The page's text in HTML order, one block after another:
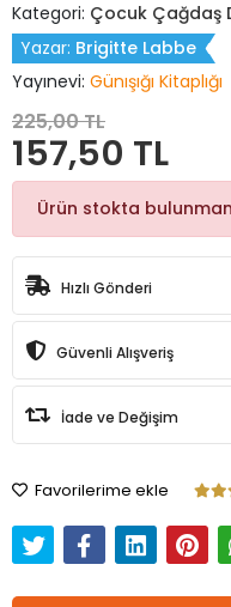
Kategori: Çocuk Çağdaş
Yazar: Brigitte Labbe
Yayınevi: Günışığı Kitaplığı
225,00 TL
157,50 TL
Ürün stokta
Hızlı Gönderi
Güvenli Alışveriş
İade ve Değişim
Favorilerime ekle